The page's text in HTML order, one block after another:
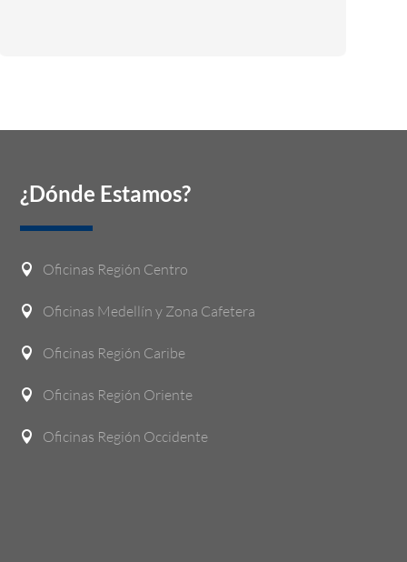
¿Dónde Estamos?
 Oficinas Región Centro
 Oficinas Medellín y Zona Cafetera
 Oficinas Región Caribe
 Oficinas Región Oriente
 Oficinas Región Occidente